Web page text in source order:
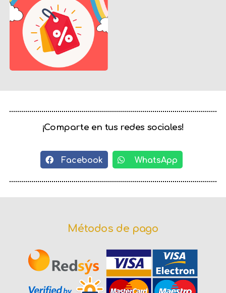
¡Comparte en tus redes sociales!
Facebook WhatsApp
Métodos de pago